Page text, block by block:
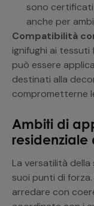
sono certificati
anche per
Compatibilità
ignifughi ai
può essere
destinati alla
comprometterne
Ambiti di
La versatilità
suoi punti di
arredare con